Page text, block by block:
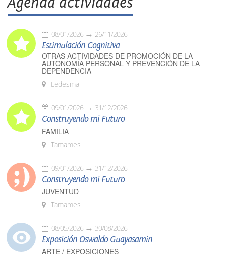
08/01/2026 26/11/2026
Estimulación Cognitiva
OTRAS ACTIVIDADES DE PROMOCIÓN DE LA
AUTONOMÍA PERSONAL Y PREVENCIÓN DE LA
DEPENDENCIA
Ledesma
09/01/2026 31/12/2026
Construyendo mi Futuro
FAMILIA
Tamames
09/01/2026 31/12/2026
Construyendo mi Futuro
JUVENTUD
Tamames
08/05/2026 30/08/2026
Exposición Oswaldo Guayasamín
ARTE / EXPOSICIONES